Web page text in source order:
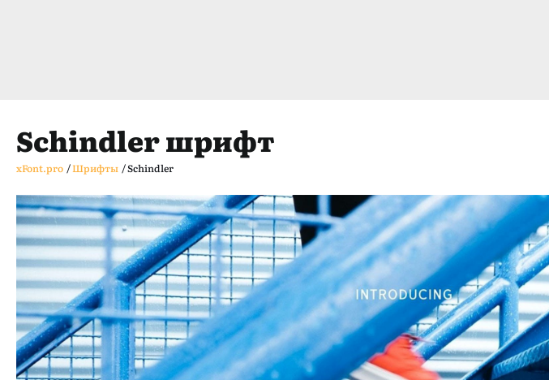
Schindler шрифт
xFont.pro /Шрифты /Schindler